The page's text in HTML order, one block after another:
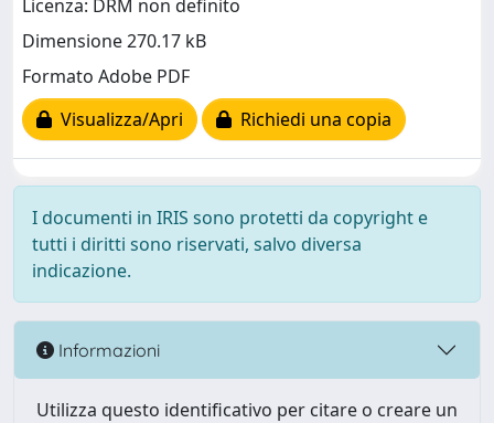
Licenza: DRM non definito
Dimensione 270.17 kB
Formato Adobe PDF
Visualizza/Apri
Richiedi una copia
I documenti in IRIS sono protetti da copyright e
tutti i diritti sono riservati, salvo diversa
indicazione.
Informazioni
Utilizza questo identificativo per citare o creare un